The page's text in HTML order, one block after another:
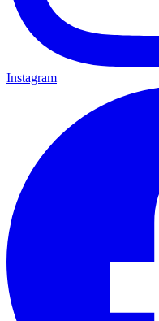
Instagram